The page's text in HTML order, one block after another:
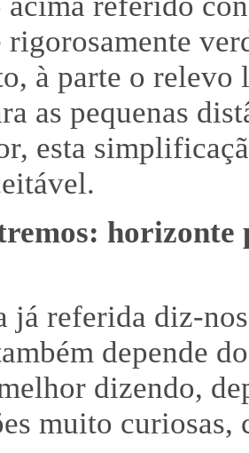
rigorosamente
à parte o relevo
as pequenas
esta
já referida diz-
depende
dizendo,
muito curiosas,